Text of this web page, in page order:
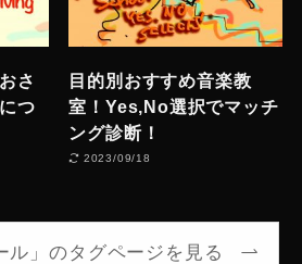
さ
つ
目的別おすすめ音楽教
室！Yes,No選択でマッチ
ング診断！
2023/09/18
ル」のタグページを見る